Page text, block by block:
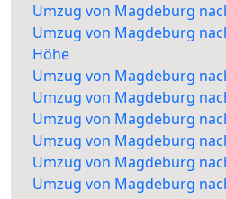
Umzug von Magdeburg
Umzug von Magdeburg
Höhe
Umzug von Magdeburg
Umzug von Magdeburg
Umzug von Magdeburg
Umzug von Magdeburg
Umzug von Magdeburg
Umzug von Magdeburg